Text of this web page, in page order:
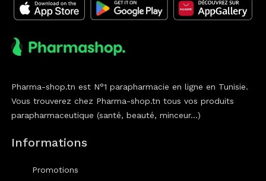
Pharma-shop.tn est N°1 parapharmacie en ligne en Tunisie.
Vous trouverez chez Pharma-shop.tn tous vos produits
parapharmaceutique (santé, beauté, minceur...)
Informations
Promotions